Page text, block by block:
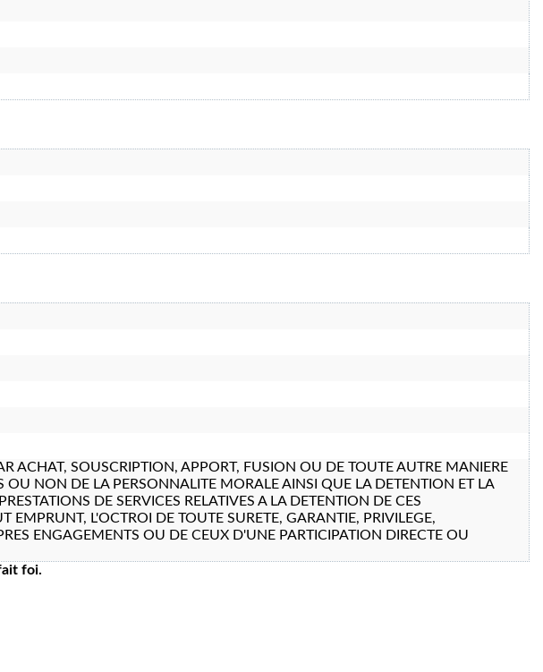
ACHAT, SOUSCRIPTION, APPORT, FUSION OU DE TOUTE AUTRE MANIERE
OU NON DE LA PERSONNALITE MORALE AINSI QUE LA DETENTION ET LA
DE SERVICES RELATIVES A LA DETENTION DE CES
EMPRUNT, L'OCTROI DE TOUTE SURETE, GARANTIE, PRIVILEGE,
ENGAGEMENTS OU DE CEUX D'UNE PARTICIPATION DIRECTE OU
foi.